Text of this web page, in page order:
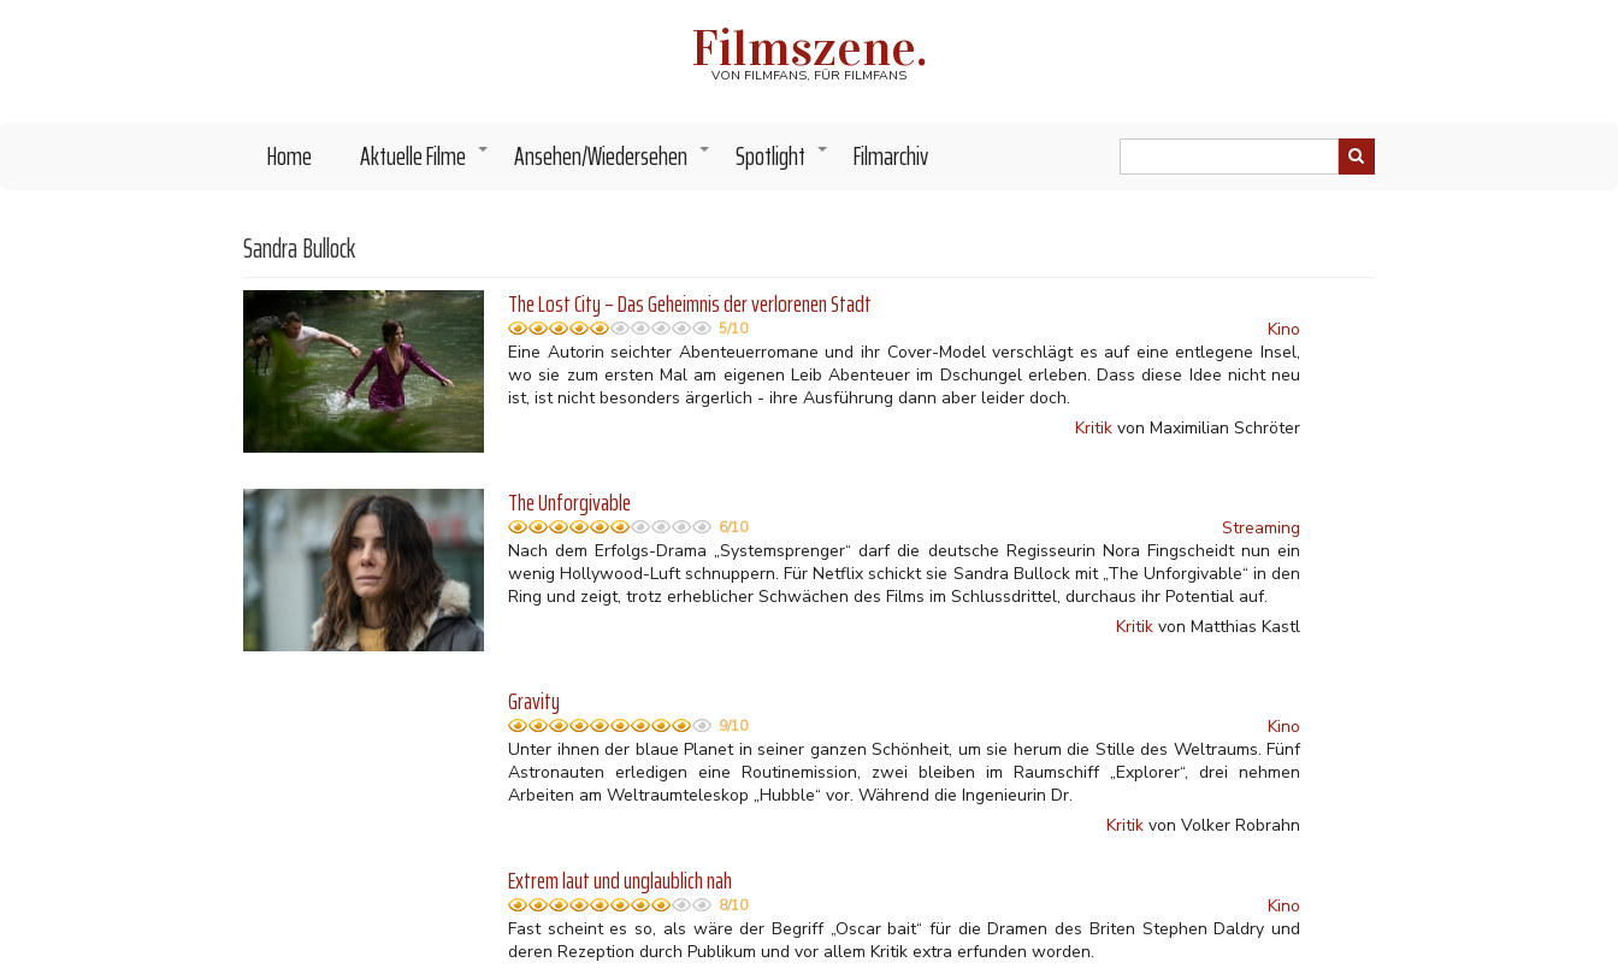
Filmszene.
VON FILMFANS, FÜR FILMFANS
Home +
Aktuelle Filme +
Ansehen/Wiedersehen +
Spotlight Filmarchiv
Sandra Bullock
The Lost City – Das Geheimnis der verlorenen Stadt
5/10
Kino
Eine Autorin seichter Abenteuerromane und ihr Cover-Model verschlägt es auf eine entlegene Insel,
wo sie zum ersten Mal am eigenen Leib Abenteuer im Dschungel erleben. Dass diese Idee nicht neu
ist, ist nicht besonders ärgerlich - ihre Ausführung dann aber leider doch.
Kritik von Maximilian Schröter
The Unforgivable
6/10
Streaming
Nach dem Erfolgs-Drama „Systemsprenger“ darf die deutsche Regisseurin Nora Fingscheidt nun ein
wenig Hollywood-Luft schnuppern. Für Netflix schickt sie Sandra Bullock mit „The Unforgivable“ in den
Ring und zeigt, trotz erheblicher Schwächen des Films im Schlussdrittel, durchaus ihr Potential auf.
Kritik von Matthias Kastl
Gravity
9/10
Kino
Unter ihnen der blaue Planet in seiner ganzen Schönheit, um sie herum die Stille des Weltraums. Fünf
Astronauten erledigen eine Routinemission, zwei bleiben im Raumschiff „Explorer“, drei nehmen
Arbeiten am Weltraumteleskop „Hubble“ vor. Während die Ingenieurin Dr.
Kritik von Volker Robrahn
Extrem laut und unglaublich nah
8/10
Kino
Fast scheint es so, als wäre der Begriff „Oscar bait“ für die Dramen des Briten Stephen Daldry und
deren Rezeption durch Publikum und vor allem Kritik extra erfunden worden.